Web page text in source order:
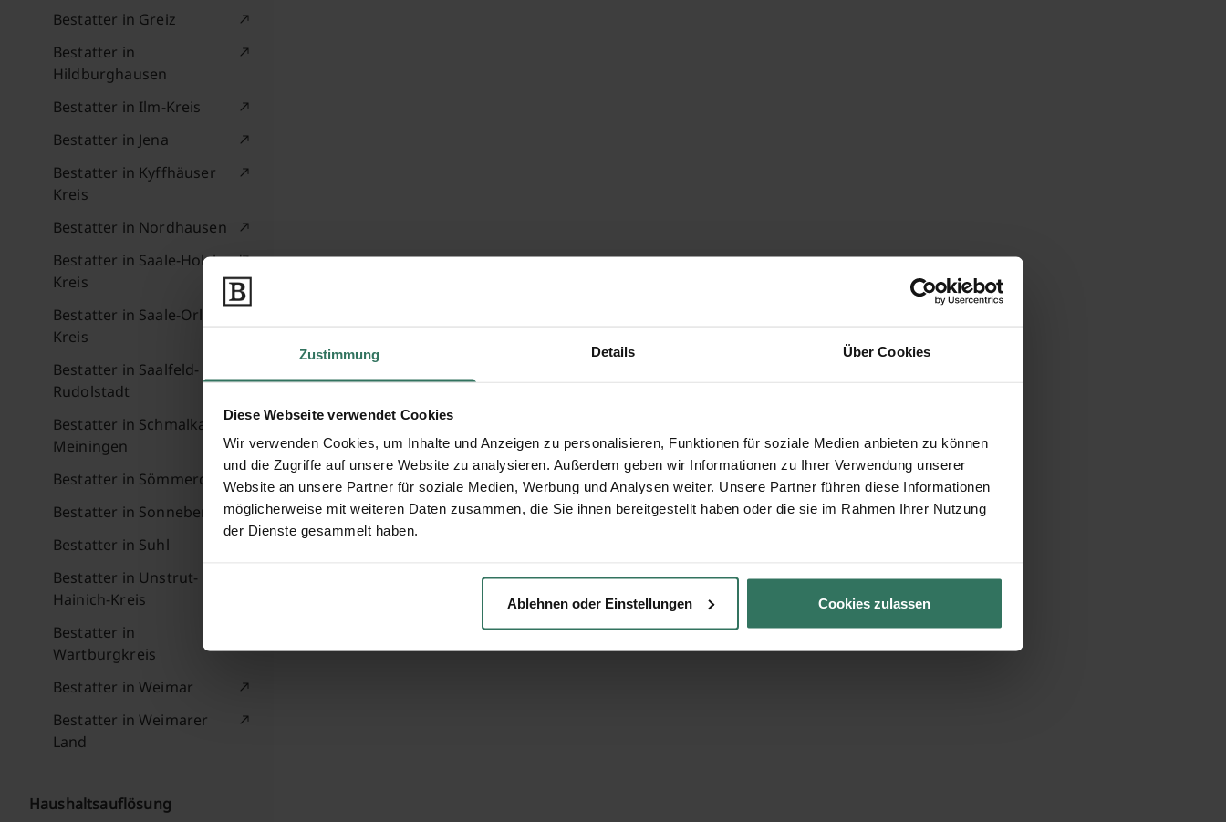
Zustimmung Details Über Cookies
Diese Webseite verwendet Cookies
Wir verwenden Cookies, um Inhalte und Anzeigen zu personalisieren, Funktionen für soziale Medien anbieten zu können
und die Zugriffe auf unsere Website zu analysieren. Außerdem geben wir Informationen zu Ihrer Verwendung unserer
Website an unsere Partner für soziale Medien, Werbung und Analysen weiter. Unsere Partner führen diese Informationen
möglicherweise mit weiteren Daten zusammen, die Sie ihnen bereitgestellt haben oder die sie im Rahmen Ihrer Nutzung
der Dienste gesammelt haben.
Ablehnen oder Einstellungen Cookies zulassen
Bestatter in Greiz
Bestatter in
Hildburghausen
Bestatter in Ilm-Kreis
Bestatter in Jena
Bestatter in Kyffhäuser
Kreis
Bestatter in Nordhausen
Bestatter in Saale-Holzland-
Kreis
Bestatter in Saale-Orla-
Kreis
Bestatter in Saalfeld-
Rudolstadt
Bestatter in Schmalkalden-
Meiningen
Bestatter in Sömmerda
Bestatter in Sonneberg
Bestatter in Suhl
Bestatter in Unstrut-
Hainich-Kreis
Bestatter in
Wartburgkreis
Bestatter in Weimar
Bestatter in Weimarer
Land
Haushaltsauflösung